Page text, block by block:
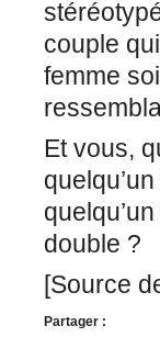
couple
femme
Et vous,
double ?
[Source
Partager :